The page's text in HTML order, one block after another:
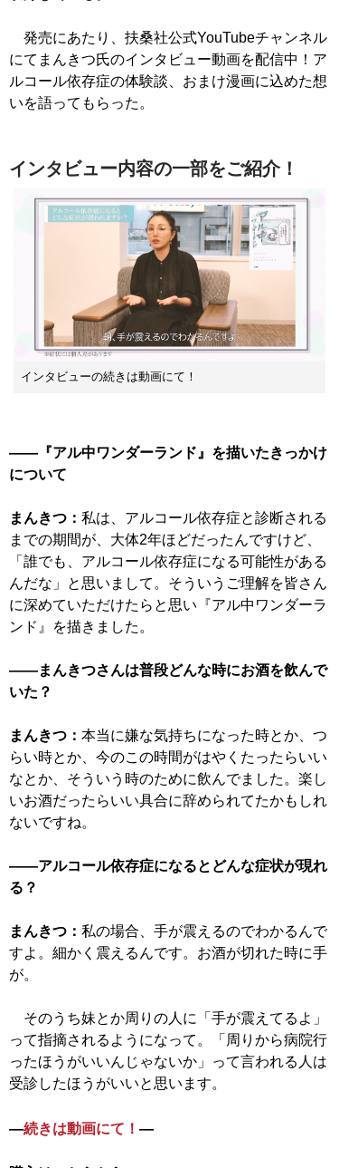
発売にあたり、扶桑社公式YouTubeチャンネル
にてまんきつ氏のインタビュー動画を配信中！ア
ルコール依存症の体験談、おまけ漫画に込めた想
いを語ってもらった。
インタビュー内容の一部をご紹介！
インタビューの続きは動画にて！
――『アル中ワンダーランド』を描いたきっかけ
について
まんきつ： 私は、アルコール依存症と診断される
までの期間が、大体2年ほどだったんですけど、
「誰でも、アルコール依存症になる可能性がある
んだな」と思いまして。そういうご理解を皆さん
に深めていただけたらと思い『アル中ワンダーラ
ンド』を描きました。
――まんきつさんは普段どんな時にお酒を飲んで
いた？
まんきつ： 本当に嫌な気持ちになった時とか、つ
らい時とか、今のこの時間がはやくたったらいい
なとか、そういう時のために飲んでました。楽し
いお酒だったらいい具合に辞められてたかもしれ
ないですね。
――アルコール依存症になるとどんな症状が現れ
る？
まんきつ： 私の場合、手が震えるのでわかるんで
すよ。細かく震えるんです。お酒が切れた時に手
が。
そのうち妹とか周りの人に「手が震えてるよ」
って指摘されるようになって。「周りから病院行
ったほうがいいんじゃないか」って言われる人は
受診したほうがいいと思います。
―続きは動画にて！ ―